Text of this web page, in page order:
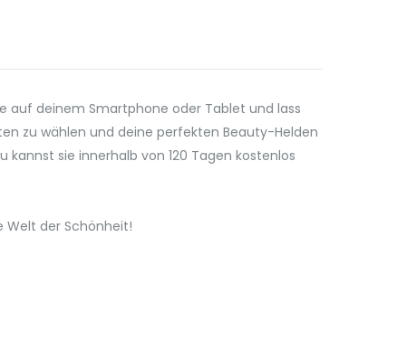
auf deinem Smartphone oder Tablet und lass
zu wählen und deine perfekten Beauty-Helden
sie innerhalb von 120 Tagen kostenlos
Welt der Schönheit!